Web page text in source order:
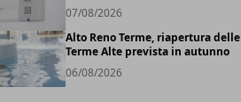
07/08/2026
Alto Reno Terme, riapertura delle
Terme Alte prevista in autunno
06/08/2026